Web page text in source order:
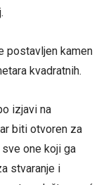
postavljen kamen
kvadratnih.
izjavi na
biti otvoren za
one koji ga
stvaranje i